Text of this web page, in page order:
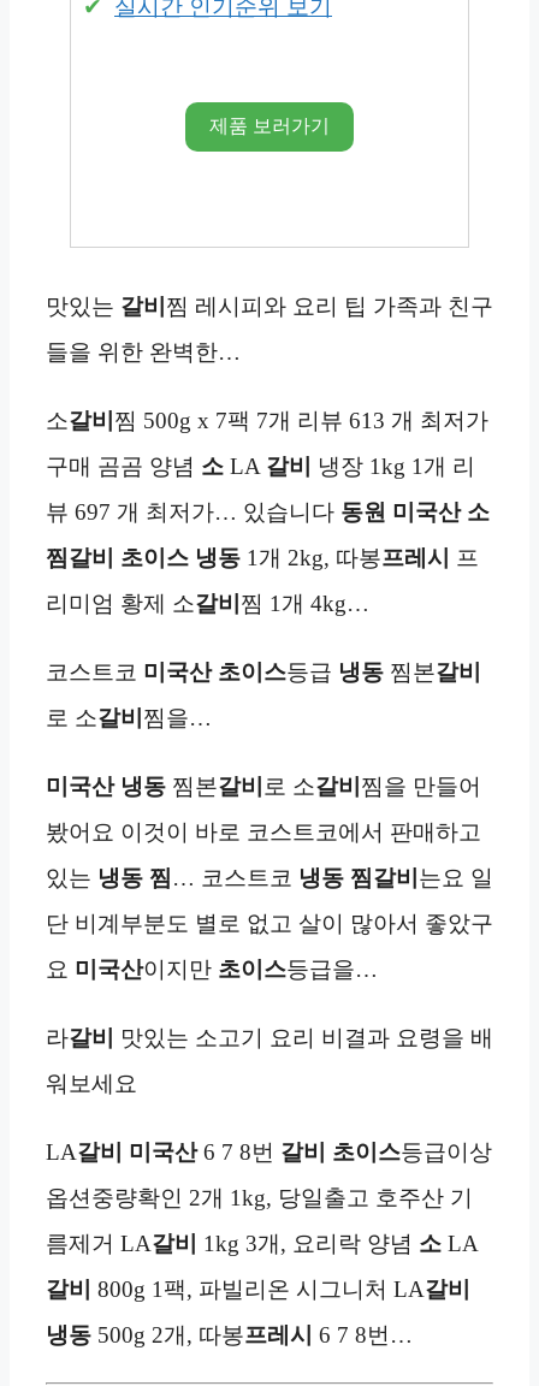
실시간 인기순위 보기
제품 보러가기
맛있는 갈비 찜 레시피와 요리 팁 가족과 친구
들을 위한 완벽한…
소갈비 찜 500g x 7팩 7개 리뷰 613 개 최저가
구매 곰곰 양념 소 LA 갈비
냉장 1kg 1개 리
뷰 697 개 최저가… 있습니다 동원 미국산 소
찜갈비 초이스 냉동 1개 2kg, 따봉프레시
프
리미엄 황제 소갈비 찜 1개 4kg…
코스트코 미국산 초이스등급 냉동 찜본갈비
로 소갈비 찜을…
미국산 냉동 찜본갈비 로 소갈비 찜을 만들어
봤어요 이것이 바로 코스트코에서 판매하고
있는 냉동 찜… 코스트코 냉동 찜갈비 는요 일
단 비계부분도 별로 없고 살이 많아서 좋았구
요 미국산이지만 초이스등급을…
라갈비
맛있는 소고기 요리 비결과 요령을 배
워보세요
LA갈비 미국산6 7 8번 갈비 초이스등급이상
옵션중량확인 2개 1kg, 당일출고 호주산 기
름제거 LA갈비 1kg 3개, 요리락 양념 소 LA
갈비
800g 1팩, 파빌리온 시그니처 LA갈비
냉동 500g 2개, 따봉프레시 6 7 8번…